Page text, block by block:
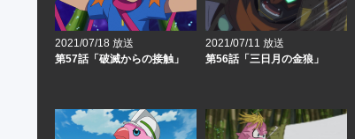
2021/07/18 放送
第57話「破滅からの接触」
2021/07/11 放送
第56話「三日月の金狼」